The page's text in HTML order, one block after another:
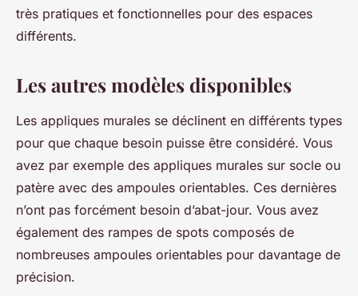
très pratiques et fonctionnelles pour des espaces
différents.
Les autres modèles disponibles
Les appliques murales se déclinent en différents types
pour que chaque besoin puisse être considéré. Vous
avez par exemple des appliques murales sur socle ou
patère avec des ampoules orientables. Ces dernières
n’ont pas forcément besoin d’abat-jour. Vous avez
également des rampes de spots composés de
nombreuses ampoules orientables pour davantage de
précision.